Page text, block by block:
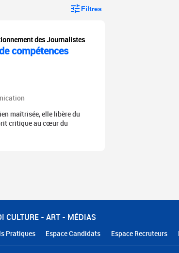
Filtres
des Journalistes
compétences
maîtrisée, elle libère du
critique au cœur du
CULTURE - ART - MÉDIAS
Pratiques Espace Candidats Espace Recruteurs